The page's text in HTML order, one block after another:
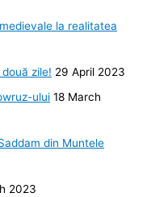
la realitatea
zile! 29 April 2023
ului 18 March
din Muntele
2023